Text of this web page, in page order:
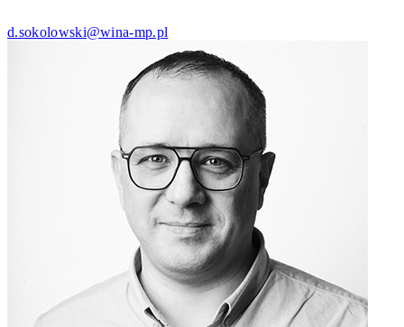
d.sokolowski@wina-mp.pl